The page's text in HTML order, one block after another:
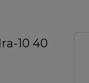
10 40